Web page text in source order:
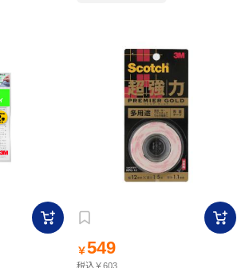
￥549
税込￥603